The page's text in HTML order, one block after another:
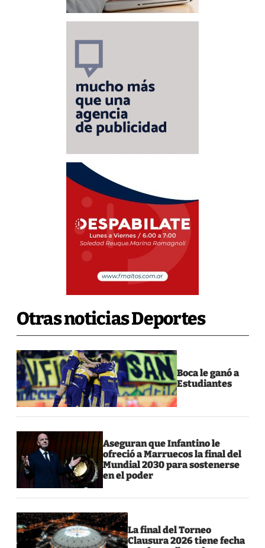
Otras noticias Deportes
Boca le ganó a
Estudiantes
Aseguran que Infantino le
ofreció a Marruecos la final del
Mundial 2030 para sostenerse
en el poder
La final del Torneo
Clausura 2026 tiene fecha